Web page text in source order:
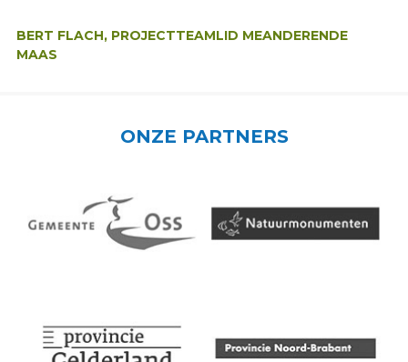
BERT FLACH, PROJECTTEAMLID MEANDERENDE
MAAS
ONZE PARTNERS